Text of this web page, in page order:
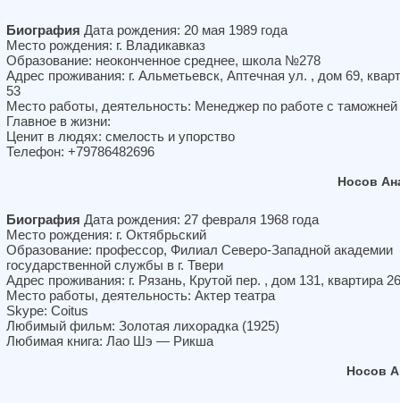
Биография Дата рождения: 20 мая 1989 года
Место рождения: г. Владикавказ
Образование: неоконченное среднее, школа №278
Адрес проживания: г. Альметьевск, Аптечная ул. , дом 69,
53
Место работы, деятельность: Менеджер по работе с таможней
Главное в жизни:
Ценит в людях: смелость и упорство
Телефон: +79786482696
Носов
Биография Дата рождения: 27 февраля 1968 года
Место рождения: г. Октябрьский
Образование: профессор, Филиал Северо-Западной академии
государственной службы в г. Твери
Адрес проживания: г. Рязань, Крутой пер. , дом 131, квартира 26
Место работы, деятельность: Актер театра
Skype: Coitus
Любимый фильм: Золотая лихорадка (1925)
Любимая книга: Лао Шэ — Рикша
Носов